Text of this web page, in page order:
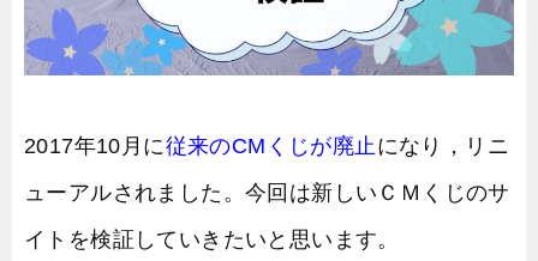
2017年10月に従来のCMくじが廃止 になり，リニ
ューアルされました。今回は新しいＣＭくじのサ
イトを検証していきたいと思います。